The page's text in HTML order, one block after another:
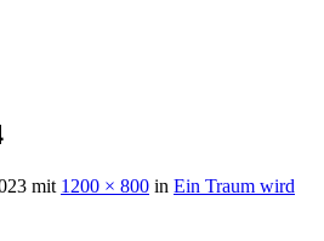
mit 1200 × 800 in Ein Traum wird